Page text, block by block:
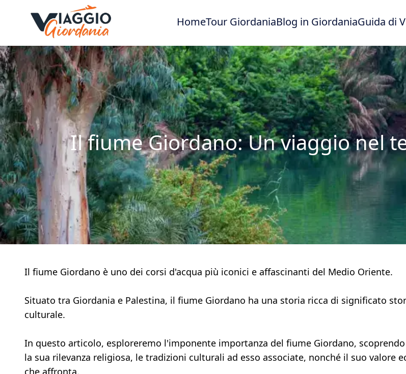
HomeTour GiordaniaBlog in GiordaniaGuida di
Il fiume Giordano: Un viaggio nel
Il fiume Giordano è uno dei corsi d'acqua più iconici e affascinanti del Medio Oriente.
Situato tra Giordania e Palestina, il fiume Giordano ha una storia ricca di significato
culturale.
In questo articolo, esploreremo l'imponente importanza del fiume Giordano,
la sua rilevanza religiosa, le tradizioni culturali ad esso associate, nonché il suo valore
che affronta.